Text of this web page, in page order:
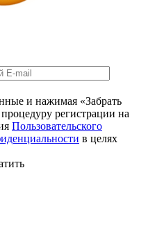
и нажимая «Забрать
регистрации на
Пользовательского
в целях